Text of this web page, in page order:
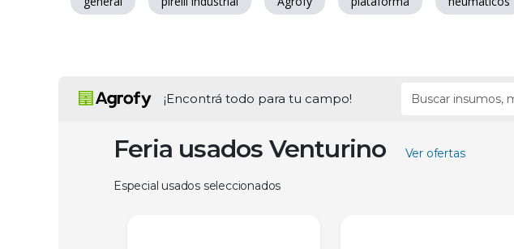
¡Encontrá todo para tu campo!
Feria usados Venturino Ver ofertas
Especial usados seleccionados